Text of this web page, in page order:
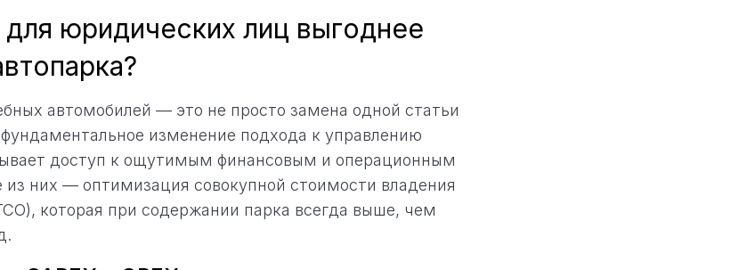
юридических лиц выгоднее
автомобилей — это не просто замена одной статьи
изменение подхода к управлению
доступ к ощутимым финансовым и операционным
них — оптимизация совокупной стоимости владения
которая при содержании парка всегда выше, чем